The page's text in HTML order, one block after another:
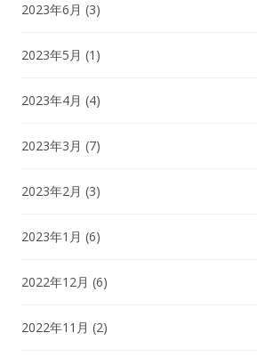
2023年6月 (3)
2023年5月 (1)
2023年4月 (4)
2023年3月 (7)
2023年2月 (3)
2023年1月 (6)
2022年12月 (6)
2022年11月 (2)